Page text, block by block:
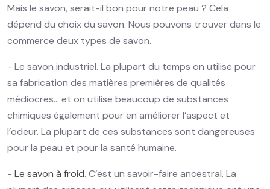
Mais le savon, serait-il bon pour notre peau ? Cela
dépend du choix du savon. Nous pouvons trouver dans le
commerce deux types de savon.
- Le savon industriel. La plupart du temps on utilise pour
sa fabrication des matières premières de qualités
médiocres… et on utilise beaucoup de substances
chimiques également pour en améliorer l’aspect et
l’odeur. La plupart de ces substances sont dangereuses
pour la peau et pour la santé humaine.
- Le savon à froid. C’est un savoir-faire ancestral. La